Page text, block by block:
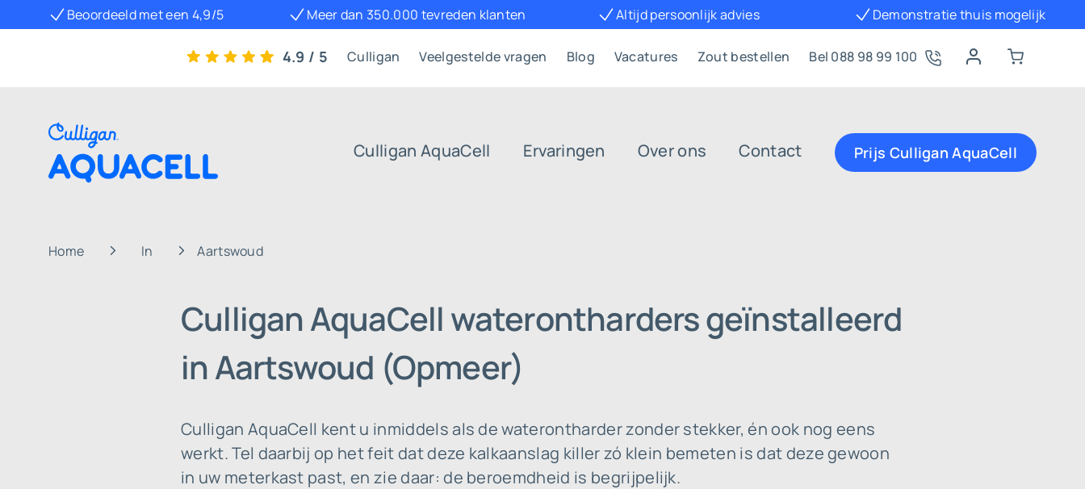
Beoordeeld met een 4,9/5 Meer dan 350.000 tevreden klanten Altijd persoonlijk advies Demonstratie thuis mogelijk
4.9 / 5 Culligan Veelgestelde vragen Blog Vacatures Zout bestellen Bel 088 98 99 100
Culligan AquaCell Ervaringen Over ons Contact Prijs Culligan AquaCell
Home In Aartswoud
Culligan AquaCell waterontharders geïnstalleerd
in Aartswoud (Opmeer)
Culligan AquaCell kent u inmiddels als de waterontharder zonder stekker, én ook nog eens
werkt. Tel daarbij op het feit dat deze kalkaanslag killer zó klein bemeten is dat deze gewoon
in uw meterkast past, en zie daar: de beroemdheid is begrijpelijk.